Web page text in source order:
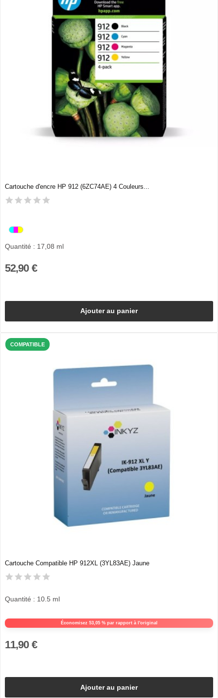
Cartouche d'encre HP 912 (6ZC74AE) 4 Couleurs...
Quantité : 17,08 ml
52,90 €
Ajouter au panier
COMPATIBLE
Cartouche Compatible HP 912XL (3YL83AE) Jaune
Économisez 53,05 % par rapport à l'original
Quantité : 10.5 ml
11,90 €
Ajouter au panier